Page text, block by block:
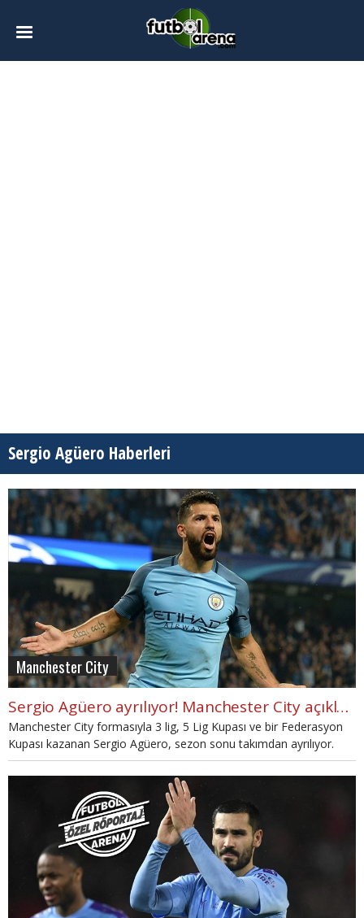
Sergio Agüero Haberleri
Manchester City
Sergio Agüero ayrılıyor! Manchester City açıkladı
Manchester City formasıyla 3 lig, 5 Lig Kupası ve bir Federasyon
Kupası kazanan Sergio Agüero, sezon sonu takımdan ayrılıyor.